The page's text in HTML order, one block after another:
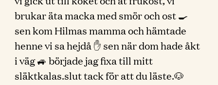
brukar äta macka med smör och ost 🍳
sen kom Hilmas mamma och hämtade
henne vi sa hejdå ✋ sen när dom hade åkt
i väg 🚙 började jag fixa till mitt
släktkalas.slut tack för att du läste.🐶